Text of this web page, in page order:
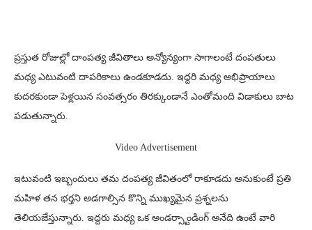
ప్రస్తుత రోజుల్లో దాంపత్య జీవితాలు అన్యోన్యంగా సాగాలంటే దంపతులు
మధ్య ఎటువంటి దాపరికాలు ఉండకూడదు. ఇద్దరి మధ్య అభిప్రాయాలు
కుదరకుండా పెళ్లయిన సంవత్సరం తిరక్కుండానే ఎంతోమంది విడాకులు బాట
పడుతున్నారు.
Video Advertisement
ఇటువంటి ఇబ్బందులు తమ దంపత్య జీవితంలో రాకూడదు అనుకుంటే ప్రతి
మహిళ తన భర్తని అడగాల్సిన కొన్ని ముఖ్యమైన ప్రశ్నలను
తెలియజేస్తున్నారు. ఇద్దరు మధ్య ఒక అండర్స్టాండింగ్ అనేది ఉంటే వారి